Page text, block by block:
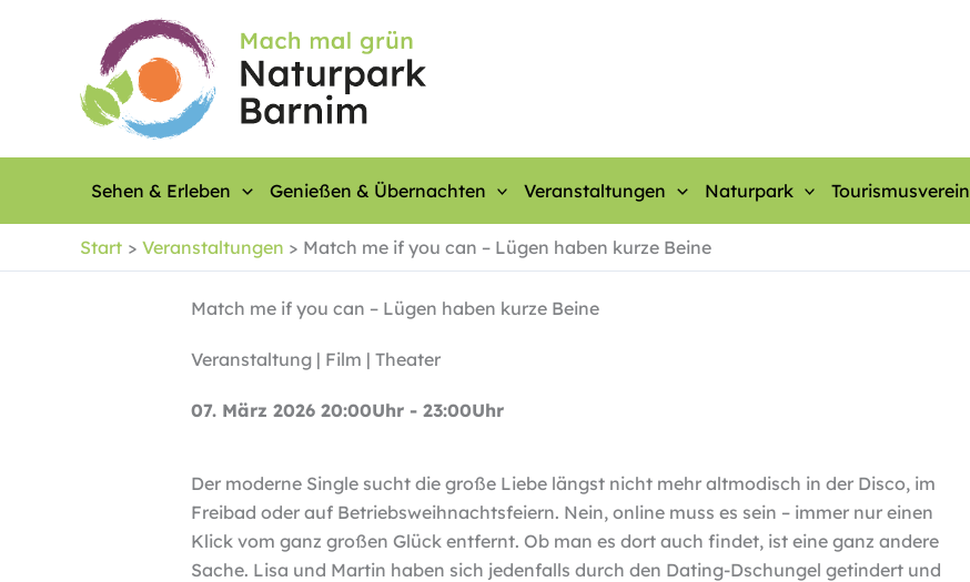
Sehen & Erleben Genießen & Übernachten Veranstaltungen Naturpark Tourismusverein
Start Veranstaltungen Match me if you can – Lügen haben kurze Beine
Match me if you can – Lügen haben kurze Beine
Veranstaltung | Film | Theater
07. März 2026 20:00Uhr - 23:00Uhr
Der moderne Single sucht die große Liebe längst nicht mehr altmodisch in der Disco, im
Freibad oder auf Betriebsweihnachtsfeiern. Nein, online muss es sein – immer nur einen
Klick vom ganz großen Glück entfernt. Ob man es dort auch findet, ist eine ganz andere
Sache. Lisa und Martin haben sich jedenfalls durch den Dating-Dschungel getindert und